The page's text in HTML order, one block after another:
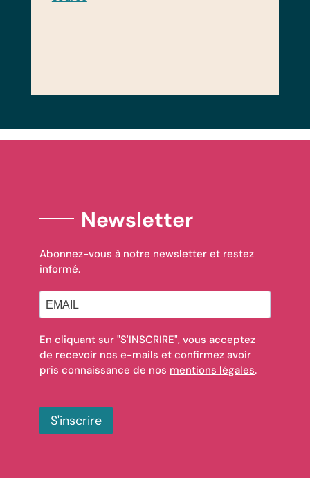
Newsletter
Abonnez-vous à notre newsletter et restez
informé.
En cliquant sur "S'INSCRIRE", vous acceptez
de recevoir nos e-mails et confirmez avoir
pris connaissance de nos mentions légales.
S'inscrire